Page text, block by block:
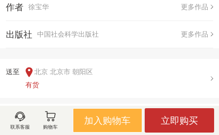
作者 徐宝华 更多作品
出版社 中国社会科学出版社 更多作品
送至
北京 北京市 朝阳区
有货
用户评论(
联系客服 购物车
加入购物车 立即购买